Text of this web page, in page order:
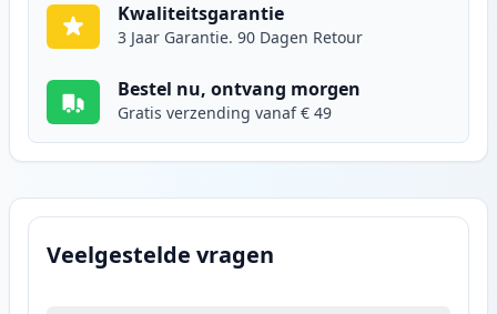
Kwaliteitsgarantie
3 Jaar Garantie. 90 Dagen Retour
Bestel nu, ontvang morgen
Gratis verzending vanaf € 49
Veelgestelde vragen